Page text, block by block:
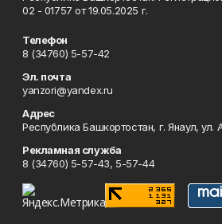
02 - 01757 от 19.05.2025 г.
Телефон
8 (34760) 5-57-42
Эл. почта
yanzori@yandex.ru
Адрес
Республика Башкортостан, г. Янаул, ул.
Рекламная служба
8 (34760) 5-57-43, 5-57-44